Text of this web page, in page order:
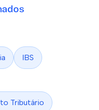
IBS
Tributário